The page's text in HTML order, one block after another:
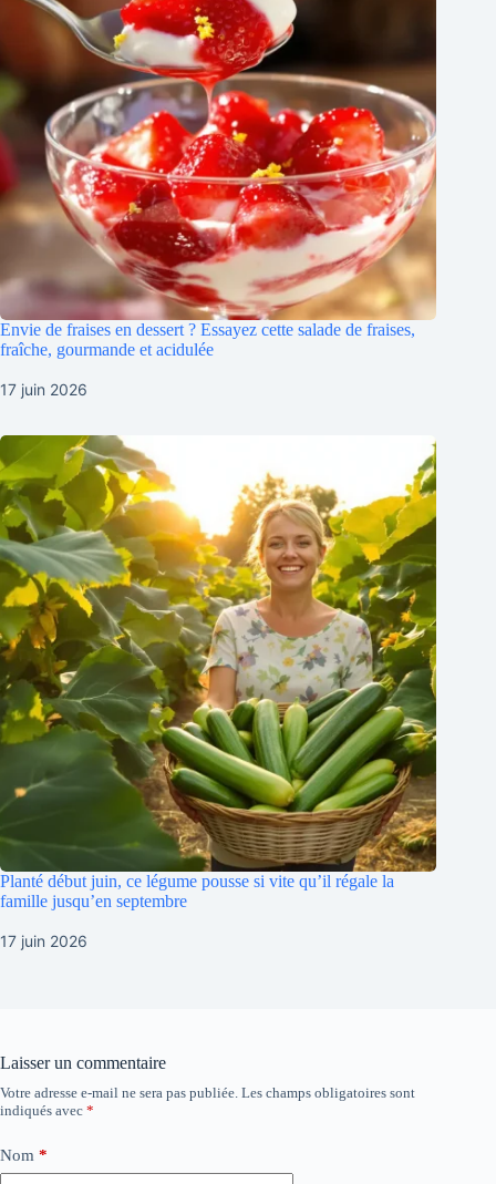
Envie de fraises en dessert ? Essayez cette salade de fraises,
fraîche, gourmande et acidulée
17 juin 2026
Planté début juin, ce légume pousse si vite qu’il régale la
famille jusqu’en septembre
17 juin 2026
Laisser un commentaire
Votre adresse e-mail ne sera pas publiée. Les champs obligatoires sont
indiqués avec *
Nom *